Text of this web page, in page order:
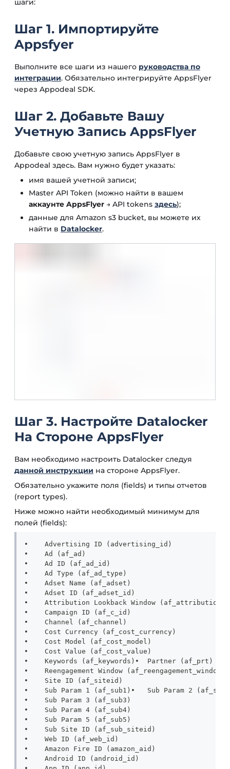
шаги:
Шаг 1. Импортируйте
Appsfyer
Выполните все шаги из нашего руководства по
интеграции. Обязательно интегрируйте AppsFlyer
через Appodeal SDK.
Шаг 2. Добавьте Вашу
Учетную Запись AppsFlyer
Добавьте свою учетную запись AppsFlyer в
Appodeal здесь. Вам нужно будет указать:
имя вашей учетной записи;
Master API Token (можно найти в вашем
аккаунте AppsFlyer → API tokens здесь);
данные для Amazon s3 bucket, вы можете их
найти в Datalocker.
Шаг 3. Настройте Datalocker
На Стороне AppsFlyer
Вам необходимо настроить Datalocker следуя
данной инструкции на стороне AppsFlyer.
Обязательно укажите поля (fields) и типы отчетов
(report types).
Ниже можно найти необходимый минимум для
полей (fields):
•    Advertising ID (advertising_id)
•    Ad (af_ad)
•    Ad ID (af_ad_id)
•    Ad Type (af_ad_type)
•    Adset Name (af_adset)
•    Adset ID (af_adset_id)
•    Attribution Lookback Window
•    Campaign ID (af_c_id)
•    Channel (af_channel)
•    Cost Currency (af_cost_currency)
•    Cost Model (af_cost_model)
•    Cost Value (af_cost_value)
•    Keywords (af_keywords)•  Partner (af_prt)
•    Reengagement Window (af_reengagement_window)
•    Site ID (af_siteid)
•    Sub Param 1 (af_sub1)•   Sub Param 2
•    Sub Param 3 (af_sub3)
•    Sub Param 4 (af_sub4)
•    Sub Param 5 (af_sub5)
•    Sub Site ID (af_sub_siteid)
•    Web ID (af_web_id)
•    Amazon Fire ID (amazon_aid)
•    Android ID (android_id)